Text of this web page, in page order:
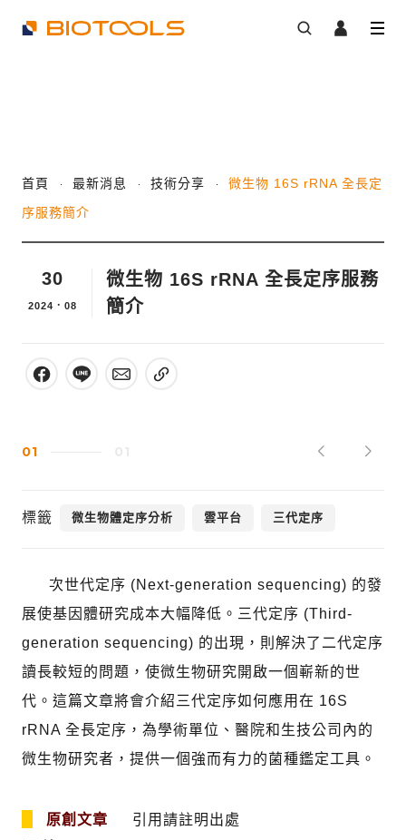
首頁 最新消息 技術分享
微生物 16S rRNA 全長定
序服務簡介
30
2024．08
微生物 16S rRNA 全長定序服務
簡介
次世代定序 (Next-generation sequencing) 的發
展使基因體研究成本大幅降低。三代定序 (Third-
generation sequencing) 的出現，則解決了二代定序
讀長較短的問題，使微生物研究開啟一個嶄新的世
代。這篇文章將會介紹三代定序如何應用在 16S
rRNA 全長定序，為學術單位、醫院和生技公司內的
微生物研究者，提供一個強而有力的菌種鑑定工具。
原創文章 引用請註明出處
01
標籤 微生物體定序分析 雲平台 三代定序